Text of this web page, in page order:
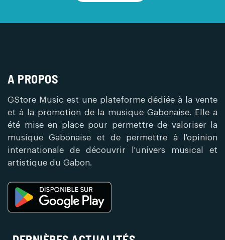
A PROPOS
GStore Music est une plateforme dédiée à la vente
et à la promotion de la musique Gabonaise. Elle a
été mise en place pour permettre de valoriser la
musique Gabonaise et de permettre à l'opinion
internationale de découvrir l'univers musical et
artistique du Gabon.